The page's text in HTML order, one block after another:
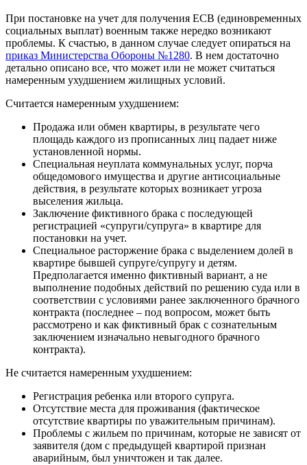
При постановке на учет для получения ЕСВ (единовременных
социальных выплат) военным также нередко возникают
проблемы. К счастью, в данном случае следует опираться на
приказ Министерства Обороны №1280. В нем достаточно
детально описано все, что может или не может считаться
намеренным ухудшением жилищных условий.
Считается намеренным ухудшением:
Продажа или обмен квартиры, в результате чего
площадь каждого из прописанных лиц падает ниже
установленной нормы.
Специальная неуплата коммунальных услуг, порча
общедомового имущества и другие антисоциальные
действия, в результате которых возникает угроза
выселения жильца.
Заключение фиктивного брака с последующей
регистрацией «супруги/супруга» в квартире для
постановки на учет.
Специальное расторжение брака с выделением долей в
квартире бывшей супруге/супругу и детям.
Предполагается именно фиктивный вариант, а не
выполнение подобных действий по решению суда или в
соответствии с условиями ранее заключенного брачного
контракта (последнее – под вопросом, может быть
рассмотрено и как фиктивный брак с сознательным
заключением изначально невыгодного брачного
контракта).
Не считается намеренным ухудшением:
Регистрация ребенка или второго супруга.
Отсутствие места для проживания (фактическое
отсутствие квартиры по уважительным причинам).
Проблемы с жильем по причинам, которые не зависят от
заявителя (дом с предыдущей квартирой признан
аварийным, был уничтожен и так далее.